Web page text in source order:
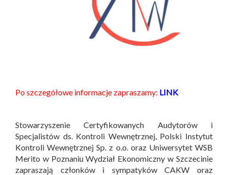
Po szczegółowe informacje zapraszamy: LINK
Stowarzyszenie Certyfikowanych Audytorów i
Specjalistów ds. Kontroli Wewnętrznej, Polski Instytut
Kontroli Wewnętrznej Sp. z o.o. oraz Uniwersytet WSB
Merito w Poznaniu Wydział Ekonomiczny w Szczecinie
zapraszają członków i sympatyków CAKW oraz